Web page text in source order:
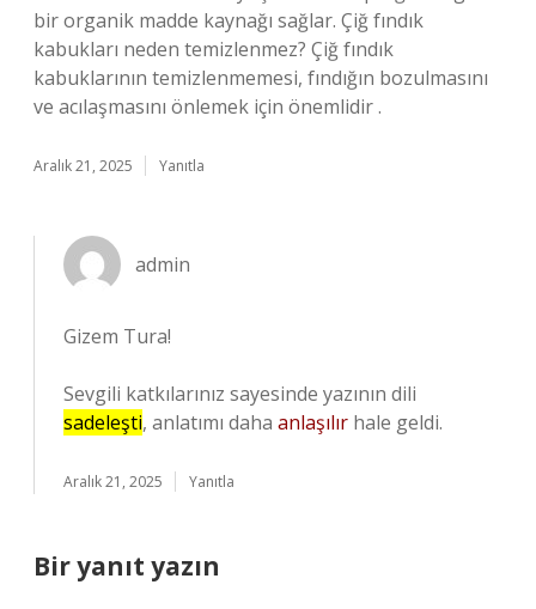
bir organik madde kaynağı sağlar. Çiğ fındık
kabukları neden temizlenmez? Çiğ fındık
kabuklarının temizlenmemesi, fındığın bozulmasını
ve acılaşmasını önlemek için önemlidir .
Aralık 21, 2025 Yanıtla
admin
Gizem Tura!
Sevgili katkılarınız sayesinde yazının dili
sadeleşti, anlatımı daha anlaşılır hale geldi.
Aralık 21, 2025 Yanıtla
Bir yanıt yazın